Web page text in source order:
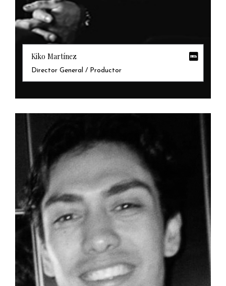
Kiko Martínez
Director General / Productor